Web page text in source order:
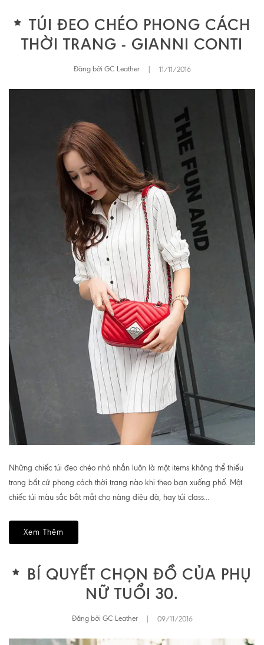
TÚI ĐEO CHÉO PHONG CÁCH
THỜI TRANG - GIANNI CONTI
Đăng bởi GC Leather 11/11/2016
Những chiếc túi đeo chéo nhỏ nhắn luôn là một items không thể thiếu
trong bất cứ phong cách thời trang nào khi theo bạn xuống phố. Một
chiếc túi màu sắc bắt mắt cho nàng điệu đà, hay túi class...
Xem Thêm
BÍ QUYẾT CHỌN ĐỒ CỦA PHỤ
NỮ TUỔI 30.
Đăng bởi GC Leather 09/11/2016